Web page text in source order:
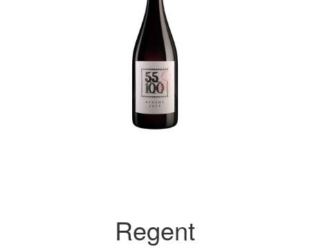
Regent